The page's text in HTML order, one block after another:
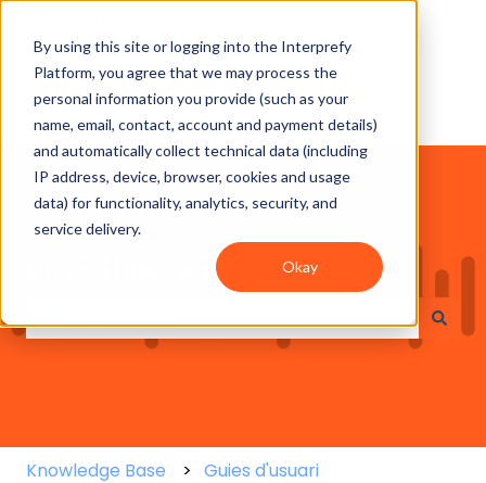
By using this site or logging into the Interprefy
Platform, you agree that we may process the
personal information you provide (such as your
name, email, contact, account and payment details)
and automatically collect technical data (including
IP address, device, browser, cookies and usage
data) for functionality, analytics, security, and
service delivery.
Okay
Hello. How can we help you?
No hi ha suggeriments perquè el camp de cerca
Knowledge Base Guies d'usuari